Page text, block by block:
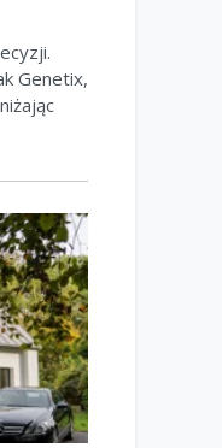
Genetix,